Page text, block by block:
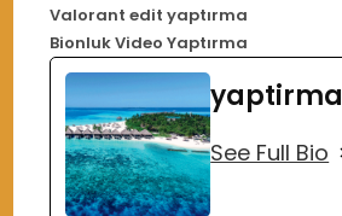
Valorant edit yaptırma
Bionluk Video Yaptırma
yaptirma
See Full Bio